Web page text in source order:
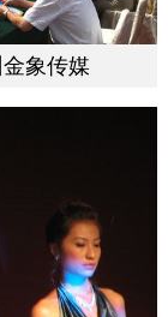
象传媒